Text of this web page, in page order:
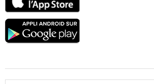
Google